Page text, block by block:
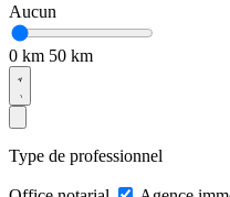
Aucun
0 km 50 km
Type de professionnel